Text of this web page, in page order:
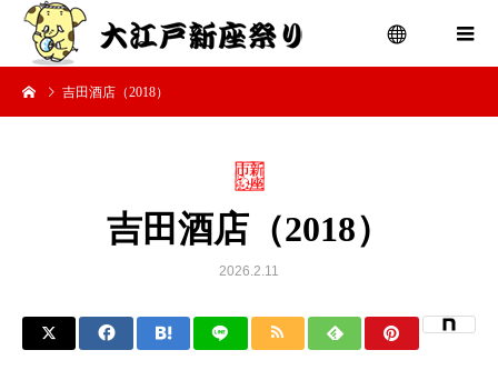
吉田酒店（2018）
吉田酒店（2018）
2026.2.11